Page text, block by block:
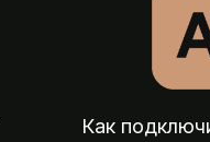
Как